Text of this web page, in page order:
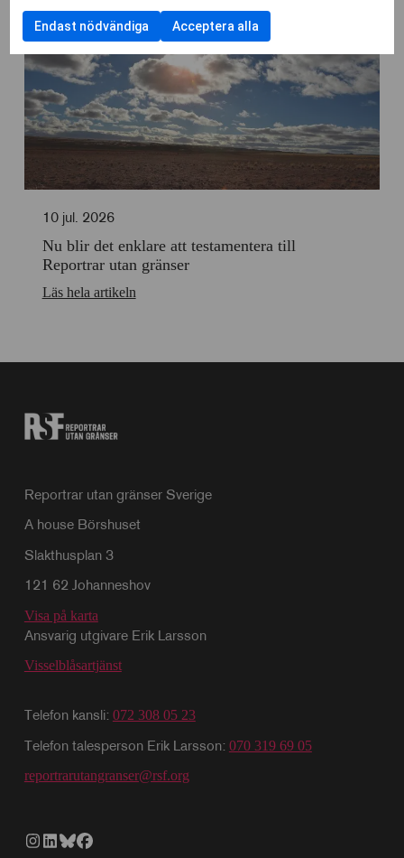
10 jul. 2026
Nu blir det enklare att testamentera till
Reportrar utan gränser
Läs hela artikeln
Reportrar utan gränser Sverige
A house Börshuset
Slakthusplan 3
121 62 Johanneshov
Visa på karta
Ansvarig utgivare Erik Larsson
Visselblåsartjänst
Telefon kansli: 072 308 05 23
Telefon talesperson Erik Larsson: 070 319 69 05
reportrarutangranser@rsf.org
Funktionella
cookies
till
användning
av
Cookies
för
statistik
att
samtycka
användning
Cookies
för
personlig
Endast nödvändiga Acceptera alla